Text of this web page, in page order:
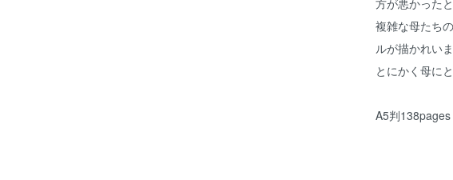
方が悪かった
複雑な母たち
ルが描かれいま
とにかく母に
A5判138pages